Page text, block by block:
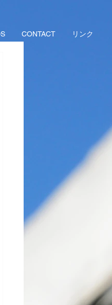
CONTACT リンク